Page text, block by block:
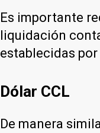
Es importante
liquidación
establecidas
Dólar CCL
De manera